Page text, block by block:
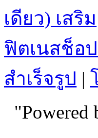
เดียว) เสริม
ฟิตเนสช็อ
สำเร็จรูป |
"Powered